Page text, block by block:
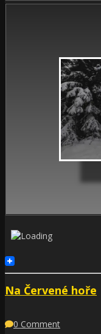
Na Červené hoře
0 Comment